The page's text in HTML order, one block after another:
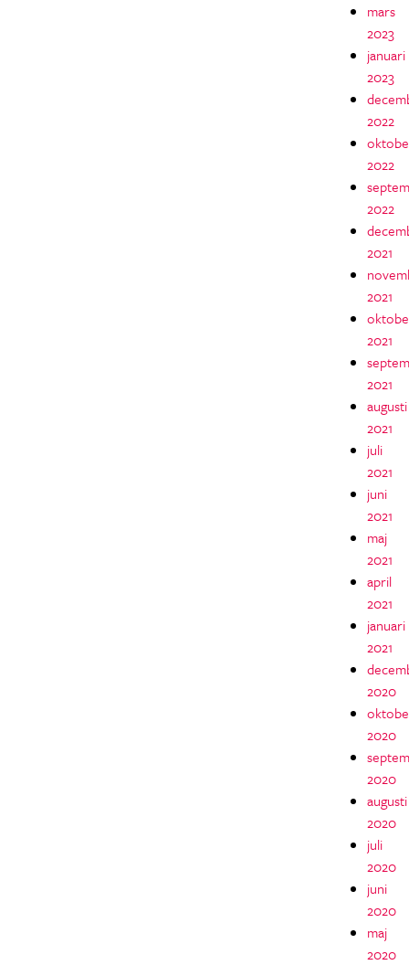
mars
2023
januari
2023
2022
2022
2022
2021
2021
2021
2021
augusti
2021
juli
2021
juni
2021
maj
2021
april
2021
januari
2021
2020
2020
2020
augusti
2020
juli
2020
juni
2020
maj
2020